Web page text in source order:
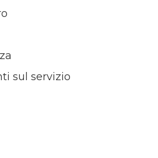
sul servizio